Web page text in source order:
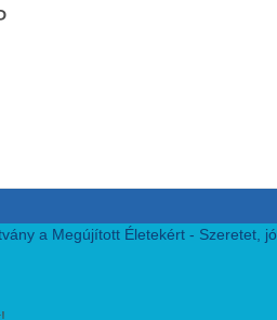
a Megújított Életekért - Szeretet,